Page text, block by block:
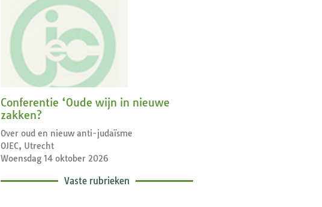
Conferentie ‘Oude wijn in nieuwe
zakken?
Over oud en nieuw anti-judaïsme
OJEC, Utrecht
Woensdag 14 oktober 2026
Vaste rubrieken